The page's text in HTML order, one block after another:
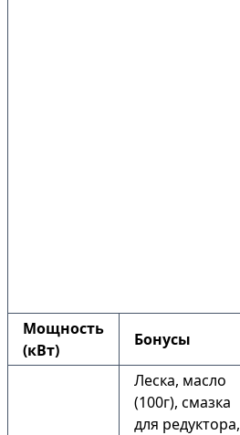
Мощность
(кВт)
Бонусы
Леска, масло
(100г), смазка
для редуктора,